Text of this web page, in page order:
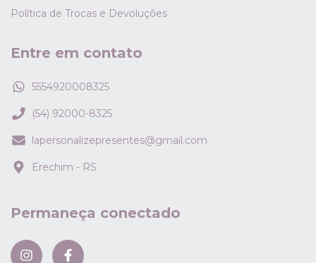
Política de Trocas e Devoluções
Entre em contato
5554920008325
(54) 92000-8325
lapersonalizepresentes@gmail.com
Erechim - RS
Permaneça conectado